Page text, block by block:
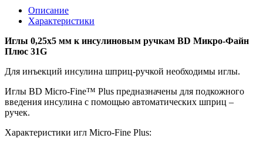
Описание
Характеристики
Иглы 0,25х5 мм к инсулиновым ручкам BD Микро-Файн
Плюс 31G
Для инъекций инсулина шприц-ручкой необходимы иглы.
Иглы BD Micro-Fine™ Plus предназначены для подкожного
введения инсулина с помощью автоматических шприц –
ручек.
Характеристики игл Micro-Fine Plus: